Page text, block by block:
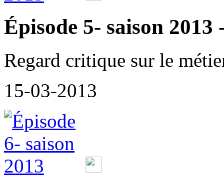
Épisode 5- saison 2013
Regard critique sur le
15-03-2013